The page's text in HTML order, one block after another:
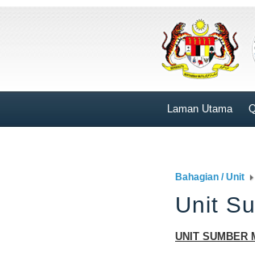
Laman Utama
Bahagian / Unit
Unit
UNIT SUMBER